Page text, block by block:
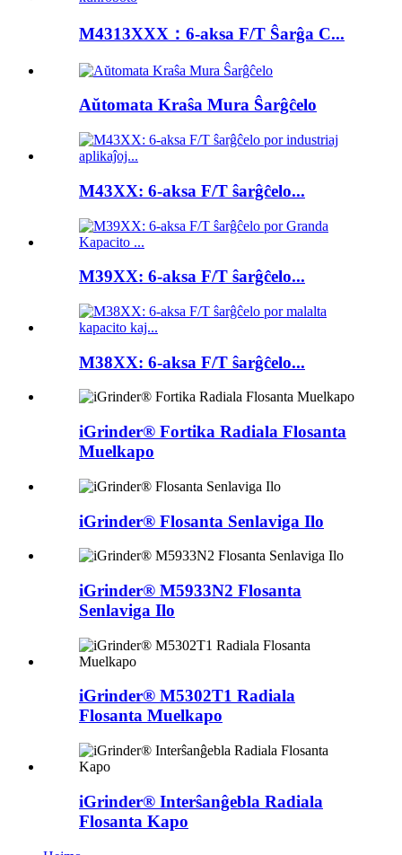
M4313XXX：6-aksa F/T Ŝarĝa C...
Aŭtomata Kraŝa Mura Ŝarĝĉelo
M43XX: 6-aksa F/T ŝarĝĉelo...
M39XX: 6-aksa F/T ŝarĝĉelo...
M38XX: 6-aksa F/T ŝarĝĉelo...
iGrinder® Fortika Radiala Flosanta
Muelkapo
iGrinder® Flosanta Senlaviga Ilo
iGrinder® M5933N2 Flosanta
Senlaviga Ilo
iGrinder® M5302T1 Radiala
Flosanta Muelkapo
iGrinder® Interŝanĝebla Radiala
Flosanta Kapo